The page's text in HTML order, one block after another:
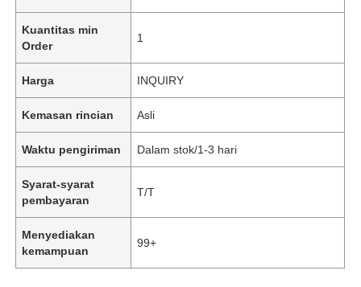
Kuantitas min
Order
1
Harga INQUIRY
Kemasan rincian Asli
Waktu pengiriman Dalam stok/1-3 hari
Syarat-syarat
pembayaran
T/T
Menyediakan
kemampuan
99+